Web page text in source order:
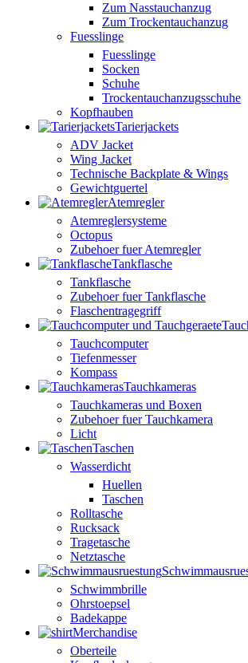
Zum Nasstauchanzug
Zum Trockentauchanzug
Fuesslinge
Fuesslinge
Socken
Schuhe
Trockentauchanzugsschuhe
Kopfhauben
Tarierjackets
ADV Jacket
Wing Jacket
Technische Backplate & Wings
Gewichtguertel
Atemregler
Atemreglersysteme
Octopus
Zubehoer fuer Atemregler
Tankflasche
Tankflasche
Zubehoer fuer Tankflasche
Flaschentragegriff
Tauchcomputer
Tiefenmesser
Kompass
Tauchkameras
Tauchkameras und Boxen
Zubehoer fuer Tauchkamera
Licht
Taschen
Wasserdicht
Huellen
Taschen
Rolltasche
Rucksack
Tragetasche
Netztasche
Schwimmbrille
Ohrstoepsel
Badekappe
Merchandise
Oberteile